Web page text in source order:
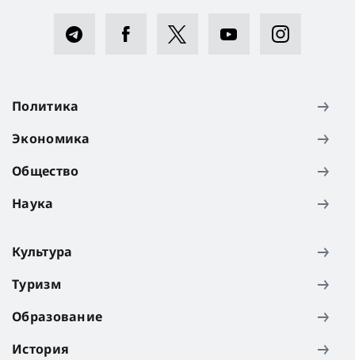
Политика
Экономика
Общество
Наука
Культура
Туризм
Образование
История